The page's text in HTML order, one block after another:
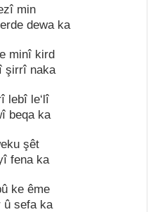
min
dewa ka
minî kird
şirrî naka
lebî le‘lî
beqa ka
şêt
fena ka
ke ême
û sefa ka